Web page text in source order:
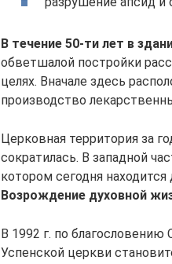
В течение 50-ти лет в
обветшалой постройки
целях. Вначале здесь
производство
Церковная территория за
сократилась. В западной
котором сегодня
Возрождение духовной
В 1992 г. по благословению
Успенской церкви